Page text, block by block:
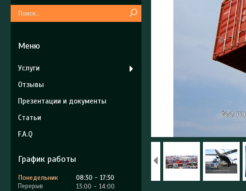
Услуги
Отзывы
Презентации и документы
Статьи
F.A.Q
График работы
Понедельник 08:30
17:30
13:00
14:00